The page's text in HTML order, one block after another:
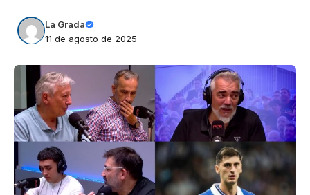
La Grada
11 de agosto de 2025